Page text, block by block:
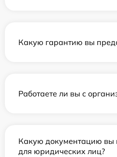
Какую гарантию вы
Работаете ли вы с
Какую документацию вы
для юридических лиц?